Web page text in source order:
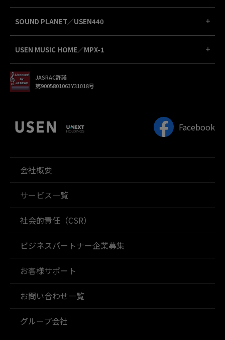
SOUND PLANET／USEN440
USEN MUSIC HOME／MPX-1
JASRAC許諾
第9005801063Y31018号
Facebook
会社概要
サービス一覧
社会的責任（CSR）
ビジネスパートナー企業募集
お客様サポート
お問い合わせ一覧
グループ会社